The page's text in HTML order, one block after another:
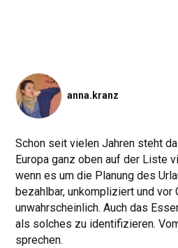
anna.kranz
Schon seit vielen Jahren steht
Europa ganz oben auf der Liste
wenn es um die Planung des
bezahlbar, unkompliziert und
unwahrscheinlich. Auch das
als solches zu identifizieren.
sprechen.